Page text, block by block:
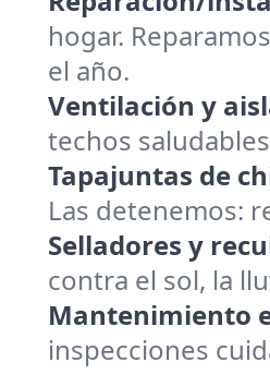
hogar.
el año.
Ventilación y
techos
Tapajuntas de
Las detenemos:
Selladores y
contra el sol, la
Mantenimiento
inspecciones